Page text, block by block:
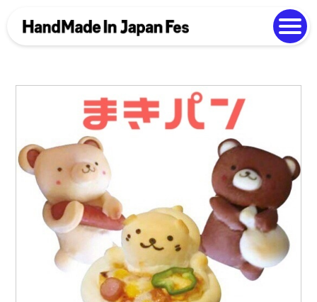
Photo Gallery
中文